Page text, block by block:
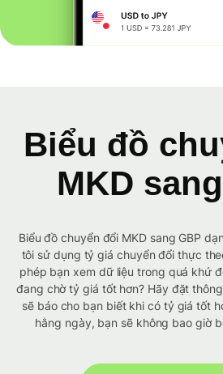
Biểu đồ
MKD
Biểu đồ chuyển đổi MKD sang GBP
tôi sử dụng tỷ giá chuyển đổi thực
phép bạn xem dữ liệu trong quá khứ
đang chờ tỷ giá tốt hơn? Hãy đặt
sẽ báo cho bạn biết khi có tỷ giá tốt
hằng ngày, bạn sẽ không bao giờ